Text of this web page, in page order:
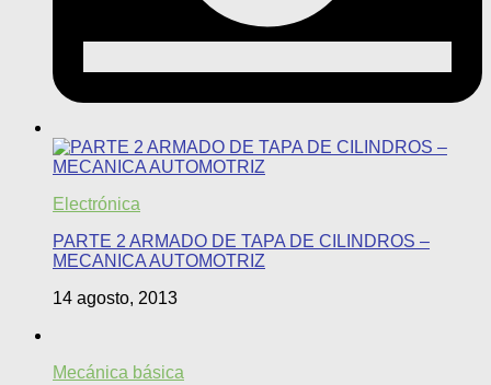
Electrónica
PARTE 2 ARMADO DE TAPA DE CILINDROS –
MECANICA AUTOMOTRIZ
14 agosto, 2013
Mecánica básica